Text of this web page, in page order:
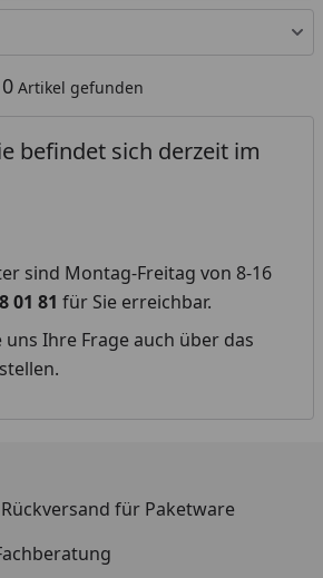
0 Artikel gefunden
befindet sich derzeit im
sind Montag-Freitag von 8-16
01 81 für Sie erreichbar.
uns Ihre Frage auch über das
stellen.
für Paketware